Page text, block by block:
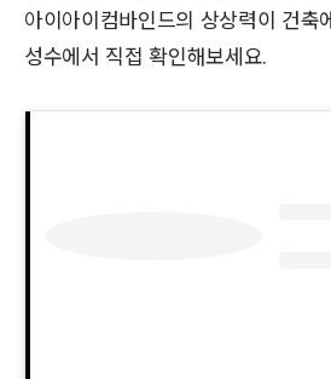
아이아이컴바인드의 상상력이 건축
성수에서 직접 확인해보세요.